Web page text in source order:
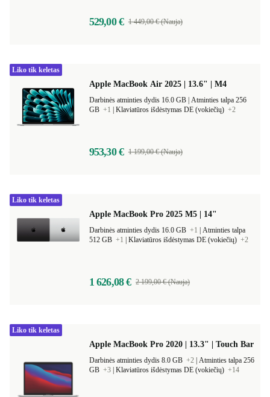
529,00 € 1 449,00 € (Nauja)
Apple MacBook Air 2025 | 13.6" | M4
Atminties talpa 256
GB +1 Klaviatūros išdėstymas DE (vokiečių) +2
953,30 € 1 199,00 € (Nauja)
Liko tik keletas
Apple MacBook Pro 2025 M5 | 14"
Darbinės atminties dydis 16.0 GB +1
Atminties talpa
512 GB +1 Klaviatūros išdėstymas DE (vokiečių) +2
1 626,08 € 2 199,00 € (Nauja)
Liko tik keletas
Apple MacBook Pro 2020 | 13.3" | Touch Bar
Darbinės atminties dydis 8.0 GB +2 Atminties talpa 256
GB +3 Klaviatūros išdėstymas DE (vokiečių) +14
Liko tik keletas